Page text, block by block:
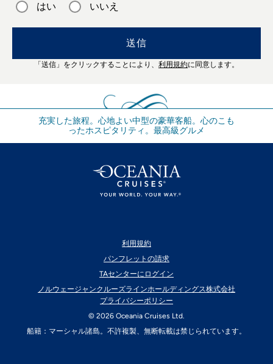
はい
いいえ
送信
「送信」をクリックすることにより、 利用規約に同意します。
充実した旅程。心地よい中型の豪華客船。心のこも
ったホスピタリティ。最高級グルメ
利用規約
パンフレットの請求
TAセンターにログイン
ノルウェージャンクルーズラインホールディングス株式会社
プライバシーポリシー
© 2026 Oceania Cruises Ltd.
船籍：マーシャル諸島。不許複製、無断転載は禁じられています。